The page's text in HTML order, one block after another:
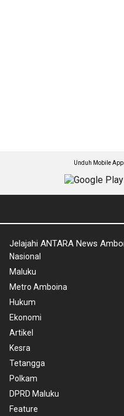
Unduh Mobile
Jelajahi ANTARA News
Nasional
Maluku
Metro Amboina
Hukum
Ekonomi
Artikel
Kesra
Tetangga
Polkam
DPRD Maluku
Feature